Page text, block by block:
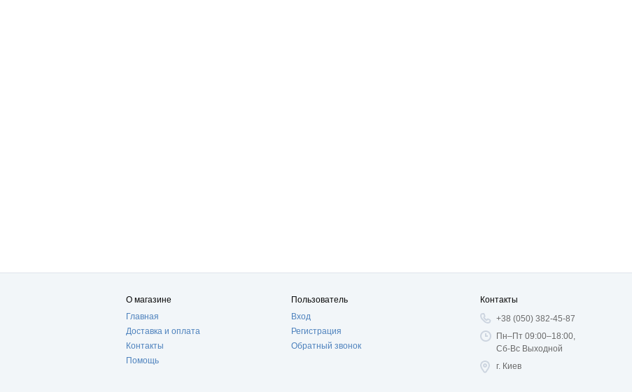
О магазине
Главная
Доставка и оплата
Контакты
Помощь
Пользователь
Вход
Регистрация
Обратный звонок
Контакты
+38 (050) 382-45-87
Пн–Пт 09:00–18:00,
Сб-Вс Выходной
г. Киев